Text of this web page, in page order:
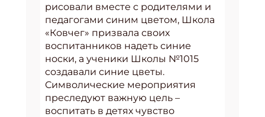
рисовали вместе с родителями и
педагогами синим цветом, Школа
«Ковчег» призвала своих
воспитанников надеть синие
носки, а ученики Школы №1015
создавали синие цветы.
Символические мероприятия
преследуют важную цель –
воспитать в детях чувство